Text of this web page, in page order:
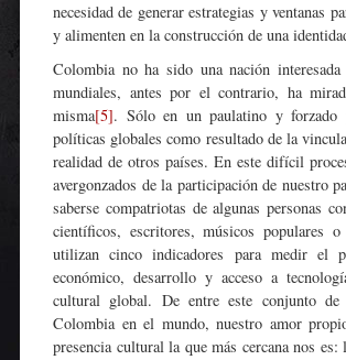
necesidad de generar estrategias y ventanas
y alimenten en la construcción de una
Colombia no ha sido una nación
mundiales, antes por el contrario, ha
misma[5]. Sólo en un paulatino y forzado
políticas globales como resultado de la
realidad de otros países. En este difícil
avergonzados de la participación de nuestro
saberse compatriotas de algunas personas
científicos, escritores, músicos populares
utilizan cinco indicadores para medir el
económico, desarrollo y acceso a
cultural global. De entre este conjunto
Colombia en el mundo, nuestro amor
presencia cultural la que más cercana nos